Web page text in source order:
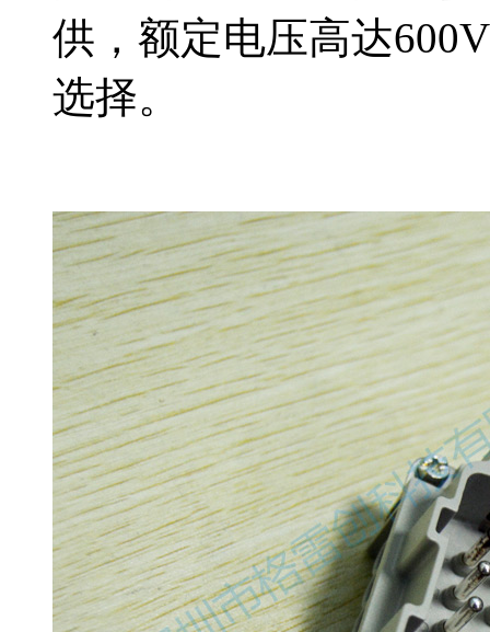
供，额定电压高达
选择。